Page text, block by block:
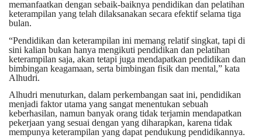
memanfaatkan dengan sebaik-baiknya pendidikan dan pelatihan
keterampilan yang telah dilaksanakan secara efektif selama tiga
bulan.
“Pendidikan dan keterampilan ini memang relatif singkat, tapi di
sini kalian bukan hanya mengikuti pendidikan dan pelatihan
keterampilan saja, akan tetapi juga mendapatkan pendidikan dan
bimbingan keagamaan, serta bimbingan fisik dan mental,” kata
Alhudri.
Alhudri menuturkan, dalam perkembangan saat ini, pendidikan
menjadi faktor utama yang sangat menentukan sebuah
keberhasilan, namun banyak orang tidak terjamin mendapatkan
pekerjaan yang sesuai dengan yang diharapkan, karena tidak
mempunya keterampilan yang dapat pendukung pendidikannya.